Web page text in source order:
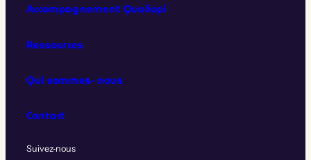
Accompagnement Qualiopi
Ressources
Qui sommes‑nous
Contact
Suivez‑nous